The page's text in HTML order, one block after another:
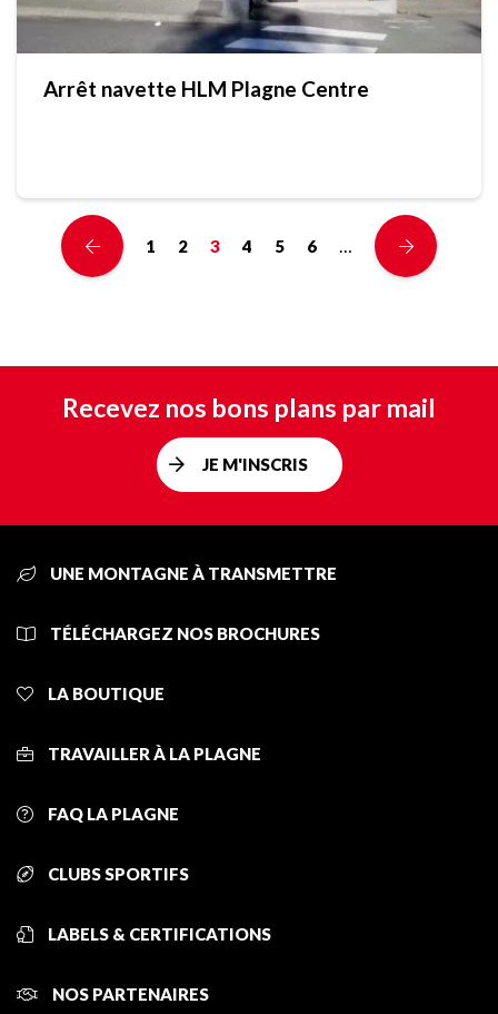
Arrêt navette HLM Plagne Centre
1 2 3 4 5 6 …
Recevez nos bons plans par mail
JE M'INSCRIS
UNE MONTAGNE À TRANSMETTRE
TÉLÉCHARGEZ NOS BROCHURES
LA BOUTIQUE
TRAVAILLER À LA PLAGNE
FAQ LA PLAGNE
CLUBS SPORTIFS
LABELS & CERTIFICATIONS
NOS PARTENAIRES